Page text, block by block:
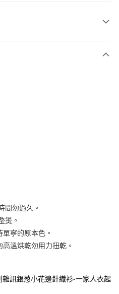
單成立後會自動跳轉到大哥付的交易
期數、繳款截止日，確認付款後即完
請依後續交易確認頁面所載為準。
易或遇審核未通過，訂單將自動取
示未達大哥付你分期系統評分，恕無
你分期」於每月結算日後寄送繳費提
超商條碼／台灣大直營門市／銀行轉
)免運費
間勿過久。
燙。
寧的原本色。
溫烘乾勿用力扭乾。
訊銀葱小花邊針織衫-一家人衣起